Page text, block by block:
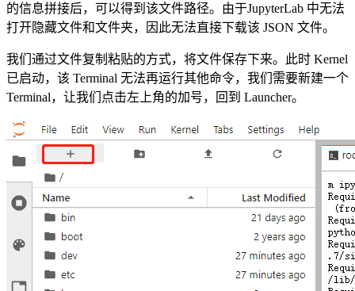
的信息拼接后，可以得到该文件路径。由于JupyterLab 中无法
打开隐藏文件和文件夹，因此无法直接下载该 JSON 文件。
我们通过文件复制粘贴的方式，将文件保存下来。此时 Kernel
已启动，该 Terminal 无法再运行其他命令，我们需要新建一个
Terminal，让我们点击左上角的加号，回到 Launcher。